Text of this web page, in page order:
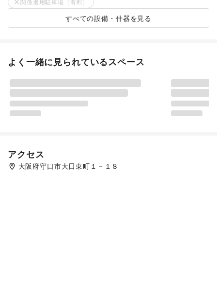
関係者用駐車場（有料）
すべての設備・什器を見る
よく一緒に見られているスペース
アクセス
大阪府守口市大日東町１－１８